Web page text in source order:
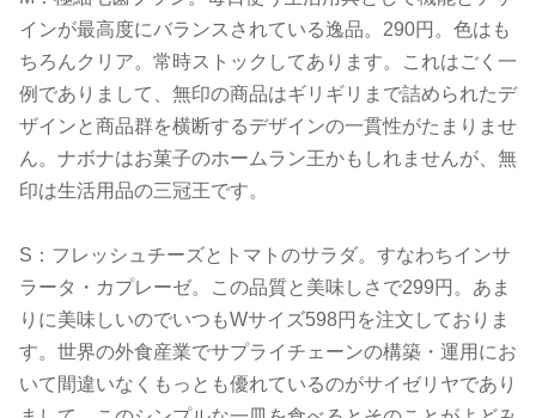
インが最高度にバランスされている逸品。290円。色はも
ちろんクリア。常時ストックしてあります。これはごく一
例でありまして、無印の商品はギリギリまで詰められたデ
ザインと商品群を横断するデザインの一貫性がたまりませ
ん。ナボナはお菓子のホームラン王かもしれませんが、無
印は生活用品の三冠王です。
S：フレッシュチーズとトマトのサラダ。すなわちインサ
ラータ・カプレーゼ。この品質と美味しさで299円。あま
りに美味しいのでいつもWサイズ598円を注文しておりま
す。世界の外食産業でサプライチェーンの構築・運用にお
いて間違いなくもっとも優れているのがサイゼリヤであり